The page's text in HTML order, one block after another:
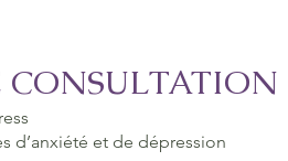
CONSULTATION
d’anxiété et de dépression